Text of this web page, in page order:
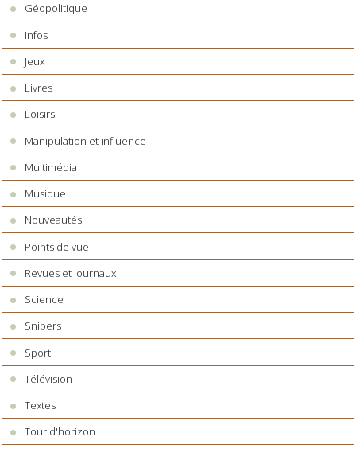
Géopolitique
Infos
Jeux
Livres
Loisirs
Manipulation et influence
Multimédia
Musique
Nouveautés
Points de vue
Revues et journaux
Science
Snipers
Sport
Télévision
Textes
Tour d'horizon